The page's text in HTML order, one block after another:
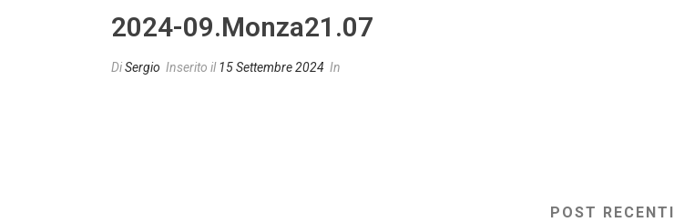
2024-09.monza21.07
DiSergio Inserito il15 Settembre 2024 In
POST RECENTI